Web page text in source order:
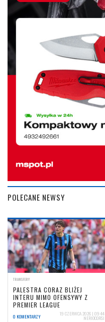
POLECANE NEWSY
TRANSFERY
PALESTRA CORAZ BLIŻEJ
INTERU MIMO OFENSYWY Z
PREMIER LEAGUE
0 KOMENTARZY 19 CZERWCA 2026 | 09:44
NERIOCORSI